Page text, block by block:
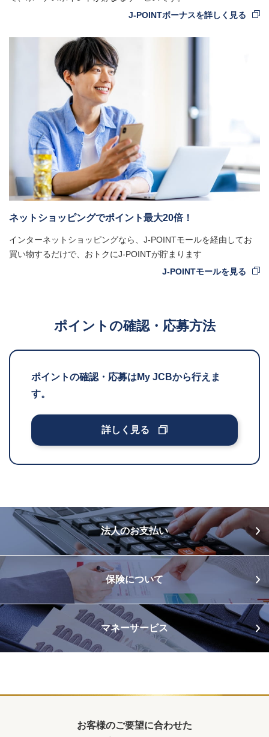
J-POINTボーナスを詳しく見る
ネットショッピングでポイント最大20倍！
インターネットショッピングなら、J-POINTモールを経由してお
買い物するだけで、おトクにJ-POINTが貯まります
J-POINTモールを見る
ポイントの確認・応募方法
ポイントの確認・応募はMy JCBから行えま
す。
詳しく見る
法人のお支払い
保険について
マネーサービス
お客様のご要望に合わせた